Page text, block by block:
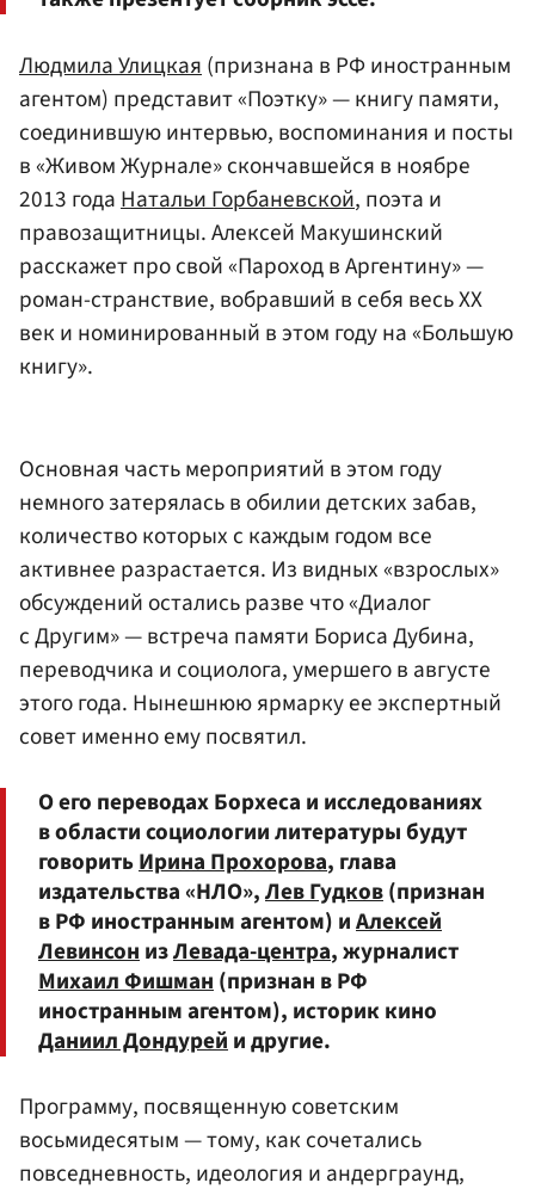
Людмила Улицкая(признана в РФ иностранным
агентом) представит «Поэтку» — книгу памяти,
соединившую интервью, воспоминания и посты
в «Живом Журнале» скончавшейся в ноябре
2013 годаНатальи Горбаневской, поэта и
правозащитницы. Алексей Макушинский
расскажет про свой «Пароход в Аргентину» —
роман-странствие, вобравший в себя весь ХХ
век и номинированный в этом году на «Большую
книгу».
Основная часть мероприятий в этом году
немного затерялась в обилии детских забав,
количество которых с каждым годом все
активнее разрастается. Из видных «взрослых»
обсуждений остались разве что «Диалог
с Другим» — встреча памяти Бориса Дубина,
переводчика и социолога, умершего в августе
этого года. Нынешнюю ярмарку ее экспертный
совет именно ему посвятил.
О его переводах Борхеса и исследованиях
в области социологии литературы будут
говоритьИрина Прохорова, глава
издательства «НЛО»,Лев Гудков(признан
в РФ иностранным агентом) иАлексей
Левинсон изЛевада-центра, журналист
Михаил Фишман (признан в РФ
иностранным агентом), историк кино
Даниил Дондурей и другие.
Программу, посвященную советским
восьмидесятым — тому, как сочетались
повседневность, идеология и андерграунд,